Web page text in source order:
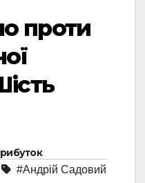
проти
#Андрій Садовий